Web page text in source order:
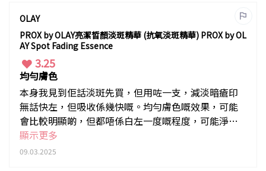
OLAY
PROX by OLAY亮潔晳顏淡斑精華 (抗氧淡斑精華) PROX by OL
AY Spot Fading Essence
3.25
均勻膚色
本身我見到佢話淡斑先買，但用咗一支，減淡暗瘡印
無話快左，但吸收係幾快嘅。均勻膚色嘅效果，可能
會比較明顯啲，但都唔係白左一度嘅程度，可能淨係
覺得塊面冇咁黃
顯示更多
09.03.2025